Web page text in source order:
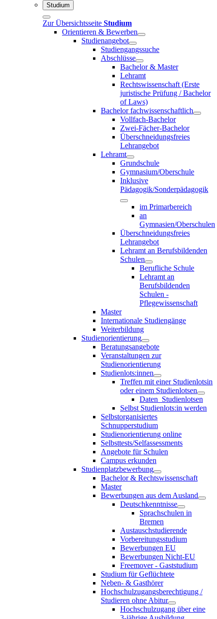
Studium
Zur Übersichtsseite Studium
Orientieren & Bewerben
Studienangebot
Studiengangssuche
Abschlüsse
Bachelor & Master
Lehramt
Rechtswissenschaft (Erste
juristische Prüfung / Bachelor
of Laws)
Bachelor fachwissenschaftlich
Vollfach-Bachelor
Zwei-Fächer-Bachelor
Überschneidungsfreies
Lehrangebot
Lehramt
Grundschule
Gymnasium/Oberschule
Inklusive
Pädagogik/Sonderpädagogik
im Primarbereich
an
Gymnasien/Oberschulen
Überschneidungsfreies
Lehrangebot
Lehramt an Berufsbildenden
Schulen
Berufliche Schule
Lehramt an
Berufsbildenden
Schulen -
Pflegewissenschaft
Master
Internationale Studiengänge
Weiterbildung
Studienorientierung
Beratungsangebote
Veranstaltungen zur
Studienorientierung
Studienlots:innen
Treffen mit einer Studienlotsin
oder einem Studienlotsen
Daten_Studienlotsen
Selbst Studienlots:in werden
Selbstorganisiertes
Schnupperstudium
Studienorientierung online
Selbsttests/Selfassessments
Angebote für Schulen
Campus erkunden
Studienplatzbewerbung
Bachelor & Rechtswissenschaft
Master
Bewerbungen aus dem Ausland
Deutschkenntnisse
Sprachschulen in
Bremen
Austauschstudierende
Vorbereitungsstudium
Bewerbungen EU
Bewerbungen Nicht-EU
Freemover - Gaststudium
Studium für Geflüchtete
Neben- & Gasthörer
Hochschulzugangsberechtigung /
Studieren ohne Abitur
Hochschulzugang über eine